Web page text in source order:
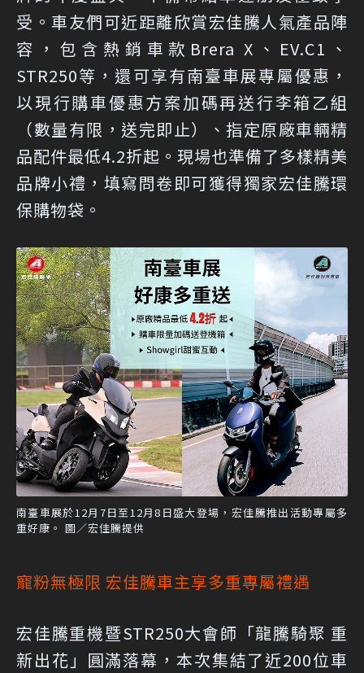
受。車友們可近距離欣賞宏佳騰人氣產品陣
容，包含熱銷車款Brera X、EV.C1、
STR250等，還可享有南臺車展專屬優惠，
以現行購車優惠方案加碼再送行李箱乙組
（數量有限，送完即止）、指定原廠車輛精
品配件最低4.2折起。現場也準備了多樣精美
品牌小禮，填寫問卷即可獲得獨家宏佳騰環
保購物袋。
南臺車展於12月7日至12月8日盛大登場，宏佳騰推出活動專屬多
重好康。 圖／宏佳騰提供
寵粉無極限 宏佳騰車主享多重專屬禮遇
宏佳騰重機暨STR250大會師「龍騰騎聚 重
新出花」圓滿落幕，本次集結了近200位車